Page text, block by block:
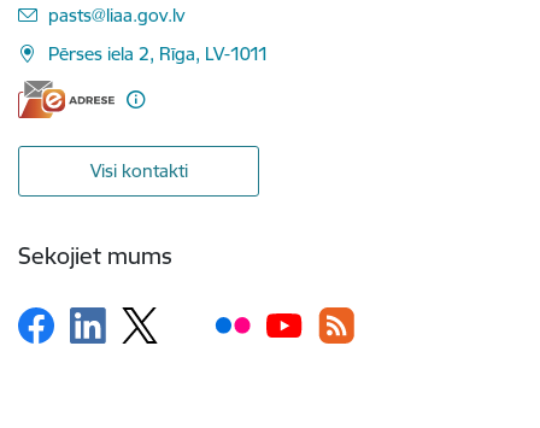
E-pasts:
pasts@liaa.gov.lv
Pērses iela 2, Rīga, LV-1011
Visi kontakti
Sekojiet mums